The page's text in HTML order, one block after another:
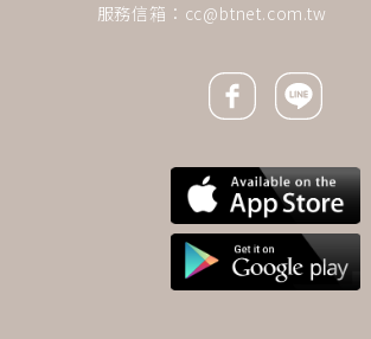
服務信箱： cc@btnet.com.tw
Facebook icon
Line icon